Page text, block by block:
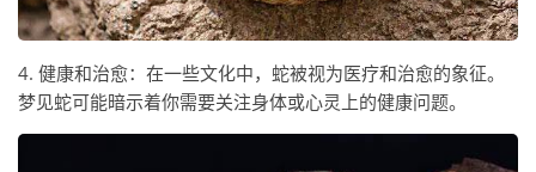
4. 健康和治愈：在一些文化中，蛇被视为医疗和治愈的象征。
梦见蛇可能暗示着你需要关注身体或心灵上的健康问题。